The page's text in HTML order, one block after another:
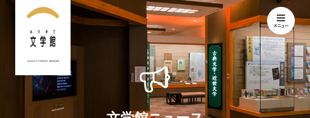
KOCHI LITERARY MUSEUM